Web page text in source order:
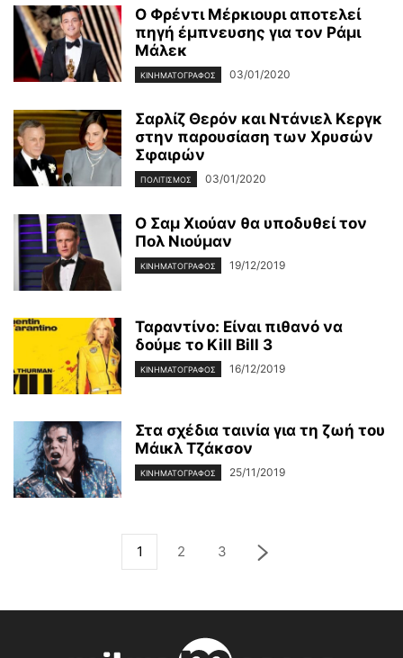
Ο Φρέντι Μέρκιουρι αποτελεί
πηγή έμπνευσης για τον Ράμι
Μάλεκ
ΚΙΝΗΜΑΤΟΓΡΆΦΟΣ 03/01/2020
Σαρλίζ Θερόν και Ντάνιελ Κεργκ
στην παρουσίαση των Χρυσών
Σφαιρών
ΠΟΛΙΤΙΣΜΌΣ 03/01/2020
Ο Σαμ Χιούαν θα υποδυθεί τον
Πολ Νιούμαν
ΚΙΝΗΜΑΤΟΓΡΆΦΟΣ 19/12/2019
Ταραντίνο: Είναι πιθανό να
δούμε το Kill Bill 3
ΚΙΝΗΜΑΤΟΓΡΆΦΟΣ 16/12/2019
Στα σχέδια ταινία για τη ζωή του
Μάικλ Τζάκσον
ΚΙΝΗΜΑΤΟΓΡΆΦΟΣ 25/11/2019
1 2 3